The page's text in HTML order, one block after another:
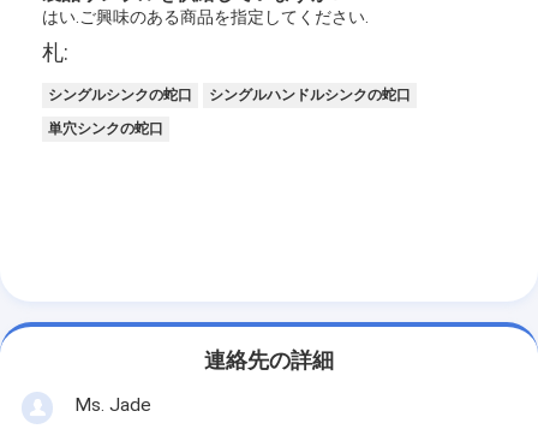
はい.ご興味のある商品を指定してください.
札:
シングルシンクの蛇口
シングルハンドルシンクの蛇口
単穴シンクの蛇口
連絡先の詳細
Ms. Jade